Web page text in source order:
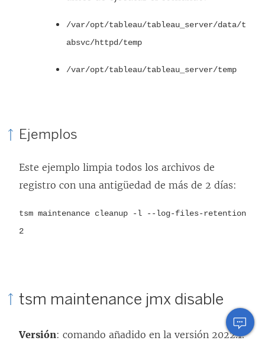
/var/opt/tableau/tableau_server/data/t
absvc/httpd/temp
/var/opt/tableau/tableau_server/temp
Ejemplos
Este ejemplo limpia todos los archivos de
registro con una antigüedad de más de 2 días:
tsm maintenance cleanup -l --log-files-retention
2
tsm maintenance jmx disable
Versión: comando añadido en la versión 2022.1.